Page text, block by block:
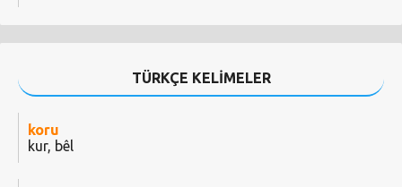
TÜRKÇE KELİMELER
koru
kur, bêl